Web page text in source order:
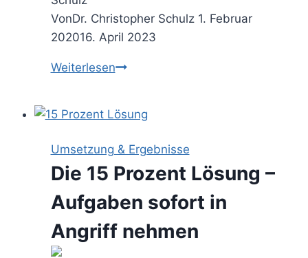
VonDr. Christopher Schulz 1. Februar
202016. April 2023
WeiterlesenDie
to
Freedom
überflüssige
ToDos
Umsetzung & Ergebnisse
Die 15 Prozent Lösung –
Aufgaben sofort in
Angriff nehmen